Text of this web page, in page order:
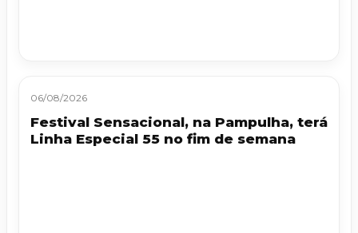
06/08/2026
Festival Sensacional, na Pampulha, terá
Linha Especial 55 no fim de semana